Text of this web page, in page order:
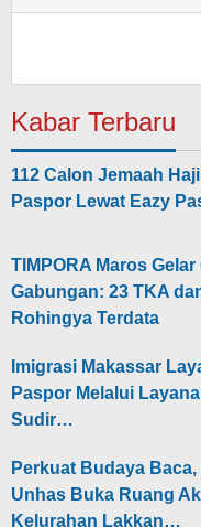
Kabar Terbaru
112 Calon Jemaah
Paspor Lewat Eazy
TIMPORA Maros
Gabungan: 23 TKA
Rohingya Terdata
Imigrasi Makassar
Paspor Melalui
Sudir…
Perkuat Budaya Baca,
Unhas Buka Ruang
Kelurahan Lakkan…